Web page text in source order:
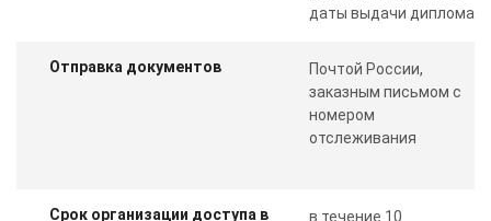
даты выдачи диплома
Отправка документов
Почтой России,
заказным письмом с
номером
отслеживания
Срок организации доступа в в течение 10